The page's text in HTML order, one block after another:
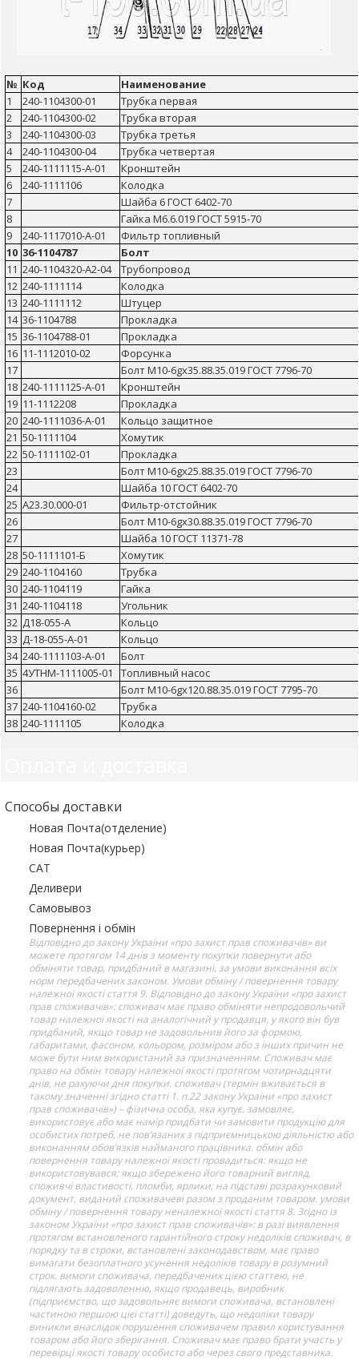
№ Код
Наименование
1
240-1104300-01
Трубка первая
2
240-1104300-02
Трубка вторая
3
240-1104300-03
Трубка третья
4
240-1104300-04
Трубка четвертая
5
240-1111115-А-01
Кронштейн
6
240-1111106
Колодка
7
Шайба 6 ГОСТ 6402-70
8
Гайка М6.6.019 ГОСТ 5915-70
9
240-1117010-А-01
Фильтр топливный
10 36-1104787
Болт
11 240-1104320-А2-04
Трубопровод
12 240-1111114
Колодка
13 240-1111112
Штуцер
14 36-1104788
Прокладка
15 36-1104788-01
Прокладка
16 11-1112010-02
Форсунка
17
Болт М10-6gх35.88.35.019 ГОСТ 7796-70
18 240-1111125-А-01
Кронштейн
19 11-1112208
Прокладка
20 240-1111036-А-01
Кольцо защитное
21 50-1111104
Хомутик
22 50-1111102-01
Прокладка
23
Болт М10-6gх25.88.35.019 ГОСТ 7796-70
24
Шайба 10 ГОСТ 6402-70
25 А23.30.000-01
Фильтр-отстойник
26
Болт М10-6gх30.88.35.019 ГОСТ 7796-70
27
Шайба 10 ГОСТ 11371-78
28 50-1111101-Б
Хомутик
29 240-1104160
Трубка
30 240-1104119
Гайка
31 240-1104118
Угольник
32 Д18-055-А
Кольцо
33 Д-18-055-А-01
Кольцо
34 240-1111103-А-01
Болт
35 4УТНМ-1111005-01
Топливный насос
36
Болт М10-6gх120.88.35.019 ГОСТ 7795-70
37 240-1104160-02
Трубка
38 240-1111105 Колодка
Способы доставки
Новая Почта(отделение)
Новая Почта(курьер)
САТ
Деливери
Самовывоз
Повернення і обмін
Відповідно до закону України «про захист прав споживачів» ви
можете протягом 14 днів з моменту покупки повернути або
обміняти товар, придбаний в магазині, за умови виконання всіх
норм передбачених законом. Умови обміну / повернення товару
належної якості стаття 9. Відповідно до закону України «про захист
прав споживачів»: споживач має право обміняти непродовольчий
товар належної якості на аналогічний у продавця, у якого він був
придбаний, якщо товар не задовольнив його за формою,
габаритами, фасоном, кольором, розміром або з інших причин не
може бути ним використаний за призначенням. Споживач має
право на обмін товару належної якості протягом чотирнадцяти
днів, не рахуючи дня покупки. споживач (термін вживається в
такому значенні згідно статті 1. п.22 закону України «про захист
прав споживачів») – фізична особа, яка купує, замовляє,
використовує або має намір придбати чи замовити продукцію для
особистих потреб, не пов’язаних з підприємницькою діяльністю або
виконанням обов’язків найманого працівника. обмін або
повернення товару належної якості провадиться: якщо не
використовувався; якщо збережено його товарний вигляд,
споживчі властивості, пломби, ярлики; на підставі розрахунковий
документ, виданий споживачеві разом з проданим товаром. умови
обміну / повернення товару неналежної якості стаття 8. Згідно із
законом України «про захист прав споживачів»: в разі виявлення
протягом встановленого гарантійного строку недоліків споживач, в
порядку та в строки, встановлені законодавством, має право
вимагати безоплатного усунення недоліків товару в розумний
строк. вимоги споживача, передбачених цією статтею, не
підлягають задоволенню, якщо продавець, виробник
(підприємство, що задовольняє вимоги споживача, встановлені
частиною першою цієї статті) доведуть, що недоліки товару
виникли внаслідок порушення споживачем правил користування
товаром або його зберігання. Споживач має право брати участь у
перевірці якості товару особисто або через свого представника.